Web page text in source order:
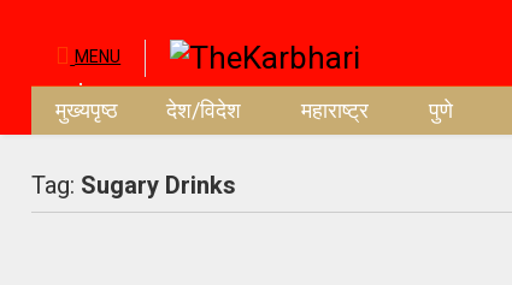
MENU
मुख्यपृष्ठ देश/विदेश महाराष्ट्र पुणे
Tag: Sugary Drinks